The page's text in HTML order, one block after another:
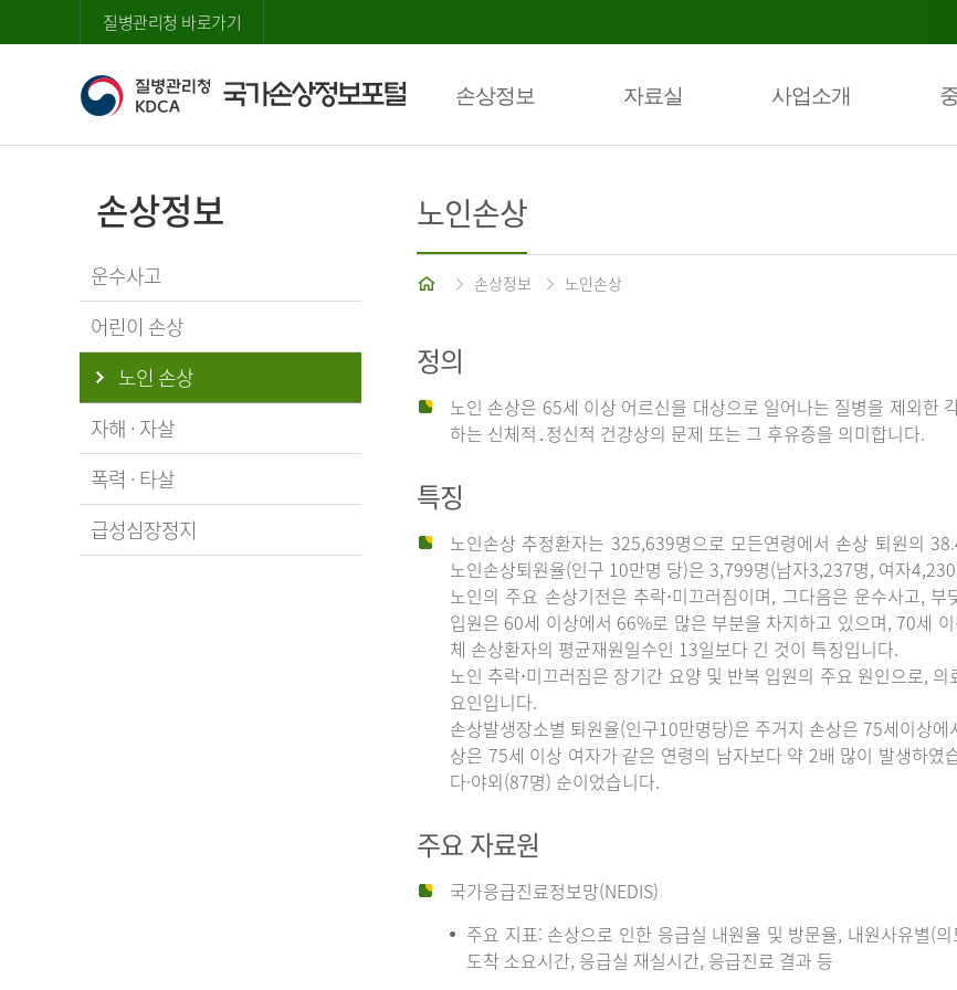
질병관리청 바로가기
손상정보 자료실 사업소개
손상정보
운수사고
어린이 손상
노인 손상
자해 · 자살
폭력 · 타살
급성심장정지
노인손상
홈 손상정보 노인손상
정의
노인 손상은 65세 이상 어르신을 대상으로 일어나는 질병을 제외한
하는 신체적․정신적 건강상의 문제 또는 그 후유증을 의미합니다.
특징
노인손상 추정환자는 325,639명으로 모든연령에서 손상 퇴원의
노인손상퇴원율(인구 10만명 당)은 3,799명(남자3,237명, 여자
노인의 주요 손상기전은 추락⋅미끄러짐이며, 그다음은 운수사고,
입원은 60세 이상에서 66%로 많은 부분을 차지하고 있으며, 70세
체 손상환자의 평균재원일수인 13일보다 긴 것이 특징입니다.
노인 추락⋅미끄러짐은 장기간 요양 및 반복 입원의 주요 원인으로,
요인입니다.
손상발생장소별 퇴원율(인구10만명당)은 주거지 손상은 75세이상
상은 75세 이상 여자가 같은 연령의 남자보다 약 2배 많이 발생하였
다·야외(87명) 순이었습니다.
주요 자료원
국가응급진료정보망(NEDIS)
주요 지표: 손상으로 인한 응급실 내원율 및 방문율, 내원사유별(
도착 소요시간, 응급실 재실시간, 응급진료 결과 등